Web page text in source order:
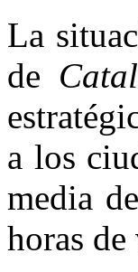
La
de
a los
media
horas